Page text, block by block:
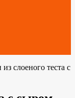
слоеного теста с